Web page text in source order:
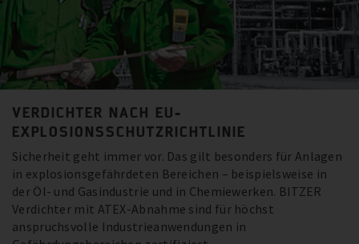
VERDICHTER NACH EU-
EXPLOSIONSSCHUTZRICHTLINIE
Sicherheit geht immer vor. Das gilt besonders für Anlagen
in explosionsgefährdeten Bereichen – beispielsweise in
der Öl- und Gasindustrie und in Chemiewerken. BITZER
Verdichter mit ATEX-Abnahme sind für höchst
anspruchsvolle Industrieanwendungen in